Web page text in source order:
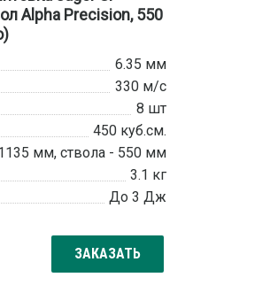
Alpha Precision, 550
6.35 мм
330 м/с
8 шт
450 куб.см.
мм, ствола - 550 мм
3.1 кг
До 3 Дж
ЗАКАЗАТЬ